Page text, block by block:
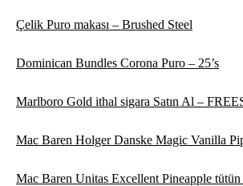
Çelik Puro makası – Brushed Steel
Dominican Bundles Corona Puro – 25’s
Marlboro Gold ithal sigara Satın Al –
Mac Baren Holger Danske Magic Vanilla
Mac Baren Unitas Excellent Pineapple